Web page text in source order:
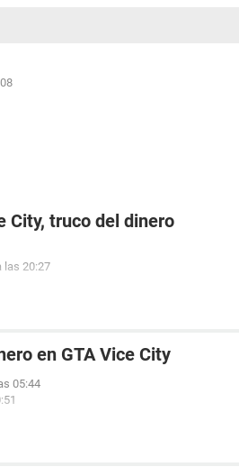
City, truco del dinero
las 20:27
en GTA Vice City
05:44